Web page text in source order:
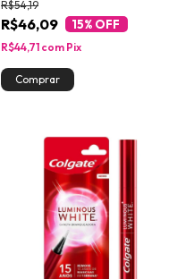
R$46,09
R$54,19
15% OFF
R$44,71 com Pix